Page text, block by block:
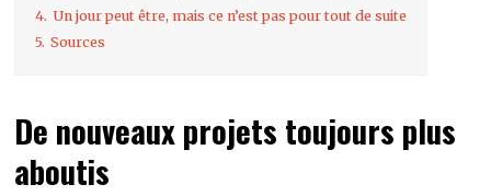
4. Un jour peut être, mais ce n’est pas pour tout de suite
5. Sources
De nouveaux projets toujours plus
aboutis